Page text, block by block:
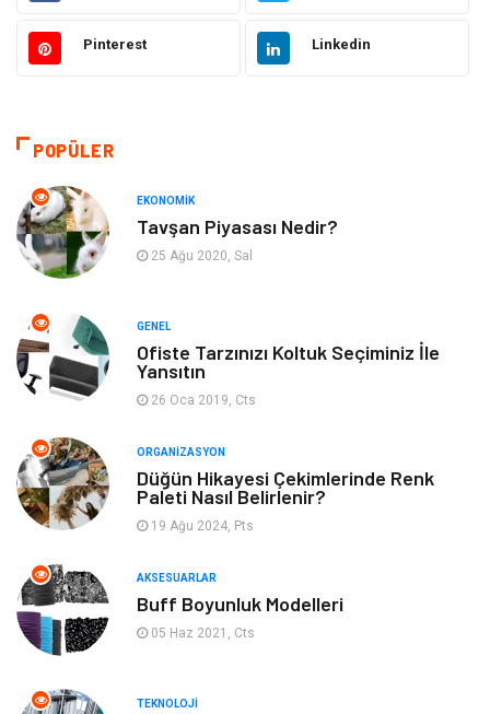
Elektronik Makine
Sağlıklı Yaşam
Otomotiv
Tatil
Yeme & İçme Spor
Gençlik & Eğlence Keyif & Hobi
Aksesuarlar
Mobilya
Gayrimenkul
Ev İşleri
Pinterest Linkedin
POPÜLER
EKONOMIK
Tavşan Piyasası Nedir?
25 Ağu 2020, Sal
GENEL
Ofiste Tarzınızı Koltuk Seçiminiz İle
Yansıtın
26 Oca 2019, Cts
ORGANIZASYON
Düğün Hikayesi Çekimlerinde Renk
Paleti Nasıl Belirlenir?
19 Ağu 2024, Pts
AKSESUARLAR
Buff Boyunluk Modelleri
05 Haz 2021, Cts
TEKNOLOJI